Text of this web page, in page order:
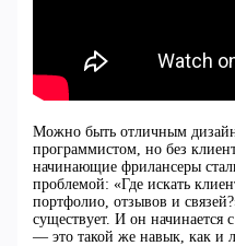
Можно быть отличным
программистом, но без
начинающие фрилансеры
проблемой: «Где искать
портфолио, отзывов и
существует. И он начинается
— это такой же навык, как и